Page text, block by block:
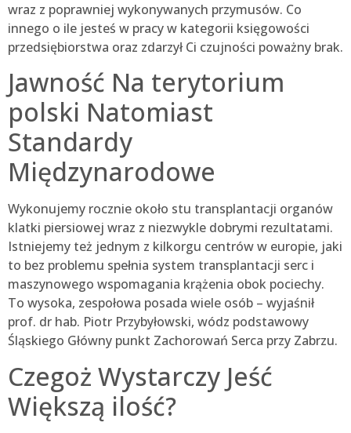
wraz z poprawniej wykonywanych przymusów. Co
innego o ile jesteś w pracy w kategorii księgowości
przedsiębiorstwa oraz zdarzył Ci czujności poważny brak.
Jawność Na terytorium
polski Natomiast
Standardy
Międzynarodowe
Wykonujemy rocznie około stu transplantacji organów
klatki piersiowej wraz z niezwykle dobrymi rezultatami.
Istniejemy też jednym z kilkorgu centrów w europie, jaki
to bez problemu spełnia system transplantacji serc i
maszynowego wspomagania krążenia obok pociechy.
To wysoka, zespołowa posada wiele osób – wyjaśnił
prof. dr hab. Piotr Przybyłowski, wódz podstawowy
Śląskiego Główny punkt Zachorowań Serca przy Zabrzu.
Czegoż Wystarczy Jeść
Większą ilość?